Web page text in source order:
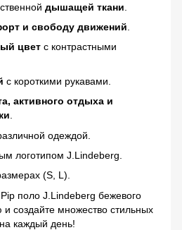
дышащей ткани
и свободу движений
цвет с контрастными
с короткими рукавами.
активного отдыха и
одеждой.
логотипом J.Lindeberg.
(S, L).
поло J.Lindeberg бежевого
создайте множество стильных
каждый день!